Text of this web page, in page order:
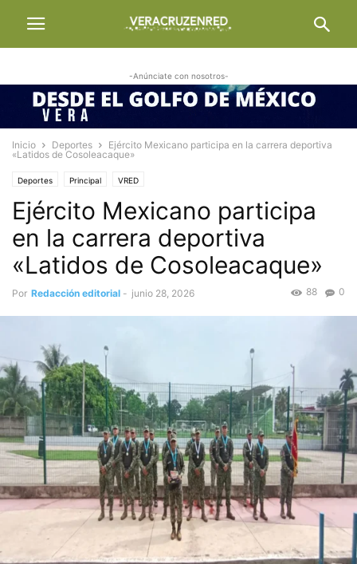
-Anúnciate con nosotros-
Inicio Deportes
Ejército Mexicano participa en la carrera deportiva
«Latidos de Cosoleacaque»
Deportes Principal VRED
Ejército Mexicano participa
en la carrera deportiva
«Latidos de Cosoleacaque»
Por Redacción editorial - junio 28, 2026 0
88